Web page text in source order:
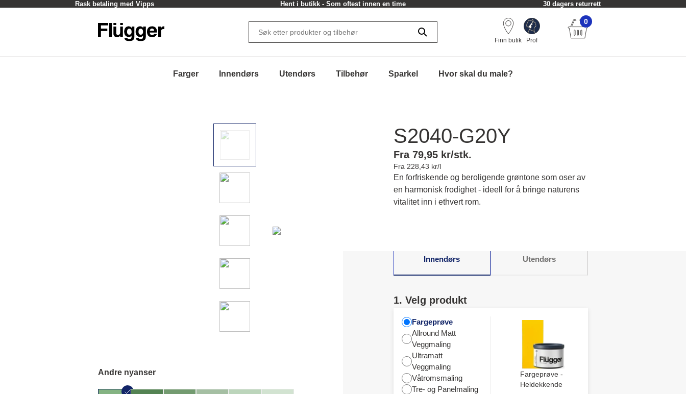
Rask betaling med Vipps Hent i butikk - Som oftest innen en time 30 dagers returrett
Finn butik Prof
0
Farger Innendørs Utendørs Tilbehør Sparkel Hvor skal du male?
Andre nyanser
S2040-G20Y
Fra 79,95 kr/stk.
Fra 228,43 kr/l
En forfriskende og beroligende grøntone som oser av
en harmonisk frodighet - ideell for å bringe naturens
vitalitet inn i ethvert rom.
Innendørs Utendørs
1. Velg produkt
Fargeprøve
Allround Matt
Veggmaling
Ultramatt
Veggmaling
Våtromsmaling
Tre- og Panelmaling
Fargeprøve -
Heldekkende